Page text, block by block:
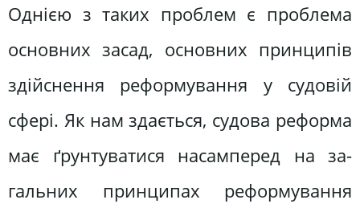
Однією з таких проблем є проблема
основних засад, основних принципів
здійснення реформування у судовій
сфері. Як нам здається, судова рефор­ма
має ґрунтуватися насамперед на за­
гальних принципах реформування